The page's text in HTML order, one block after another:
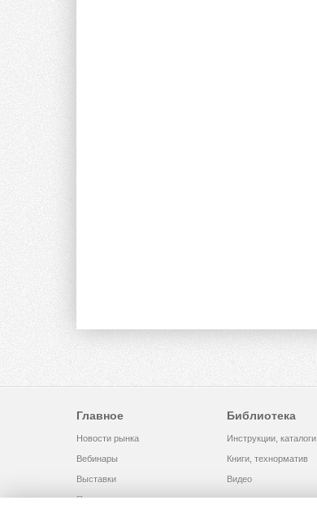
Главное
Новости рынка
Вебинары
Выставки
Помощь
Библиотека
Инструкции, каталоги
Книги, технорматив
Видео